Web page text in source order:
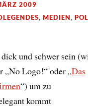
2009
,MEDIEN,
und schwer sein
„No Logo!“ oder „Das
“) um zu
kommt